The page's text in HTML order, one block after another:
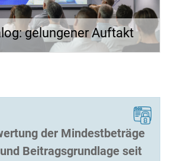
gelungener Auftakt
der Mindestbeträge
Beitragsgrundlage seit